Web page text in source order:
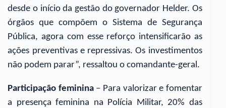
desde o início da gestão do governador Helder. Os
órgãos que compõem o Sistema de Segurança
Pública, agora com esse reforço intensificarão as
ações preventivas e repressivas. Os investimentos
não podem parar”, ressaltou o comandante-geral.
Participação feminina– Para valorizar e fomentar
a presença feminina na Polícia Militar, 20% das